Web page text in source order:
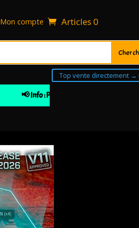
Mon compte Articles 0
Top vente directement →
📢 Info : Pour votre 1ière commande